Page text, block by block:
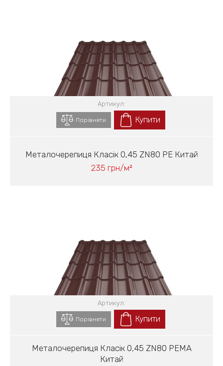
Металочерепиця Класік 0,45 ZN80 PE Китай
235 грн/м²
Артикул:
Порівняти Купити
Металочерепиця Класік 0,45 ZN80 PEMA
Китай
Артикул:
Порівняти Купити